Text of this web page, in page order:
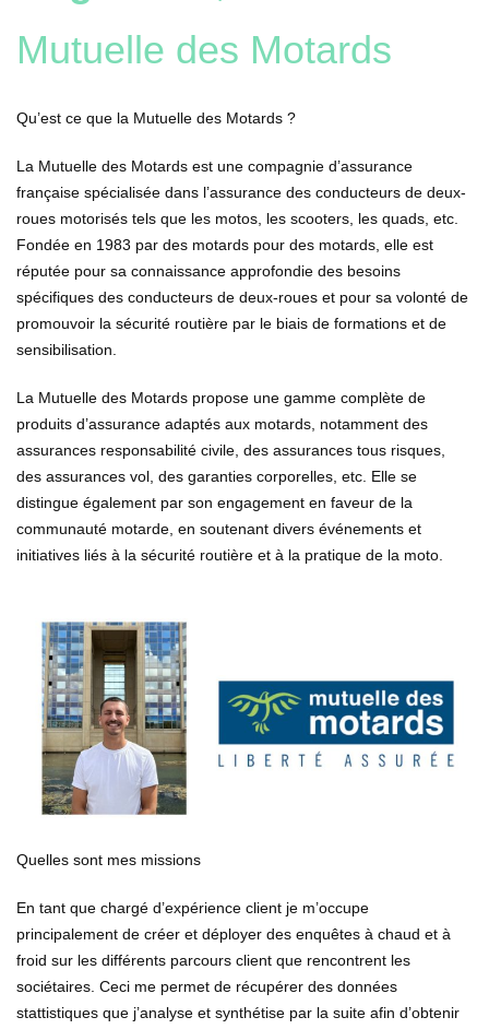
Mutuelle des Motards
Qu’est ce que la Mutuelle des Motards ?
La Mutuelle des Motards est une compagnie d’assurance
française spécialisée dans l’assurance des conducteurs de deux-
roues motorisés tels que les motos, les scooters, les quads, etc.
Fondée en 1983 par des motards pour des motards, elle est
réputée pour sa connaissance approfondie des besoins
spécifiques des conducteurs de deux-roues et pour sa volonté de
promouvoir la sécurité routière par le biais de formations et de
sensibilisation.
La Mutuelle des Motards propose une gamme complète de
produits d’assurance adaptés aux motards, notamment des
assurances responsabilité civile, des assurances tous risques,
des assurances vol, des garanties corporelles, etc. Elle se
distingue également par son engagement en faveur de la
communauté motarde, en soutenant divers événements et
initiatives liés à la sécurité routière et à la pratique de la moto.
Quelles sont mes missions
En tant que chargé d’expérience client je m’occupe
principalement de créer et déployer des enquêtes à chaud et à
froid sur les différents parcours client que rencontrent les
sociétaires. Ceci me permet de récupérer des données
stattistiques que j’analyse et synthétise par la suite afin d’obtenir